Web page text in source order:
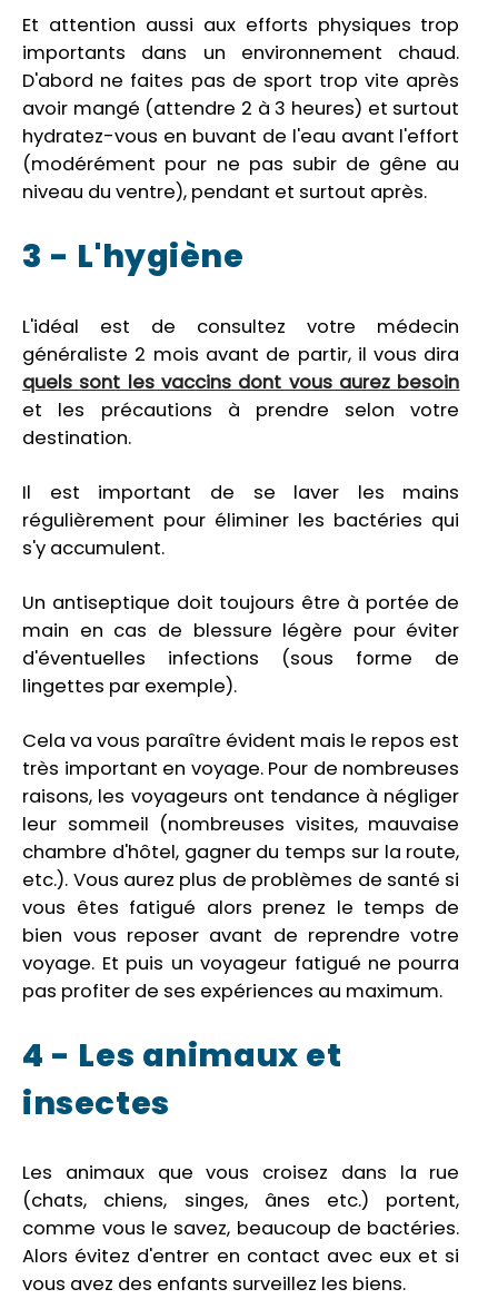
Et attention aussi aux efforts physiques trop
importants dans un environnement chaud.
D'abord ne faites pas de sport trop vite après
avoir mangé (attendre 2 à 3 heures) et surtout
hydratez-vous en buvant de l'eau avant l'effort
(modérément pour ne pas subir de gêne au
niveau du ventre), pendant et surtout après.
3 - L'hygiène
L'idéal est de consultez votre médecin
généraliste 2 mois avant de partir, il vous dira
quels sont les vaccins dont vous aurez besoin
et les précautions à prendre selon votre
destination.
Il est important de se laver les mains
régulièrement pour éliminer les bactéries qui
s'y accumulent.
Un antiseptique doit toujours être à portée de
main en cas de blessure légère pour éviter
d'éventuelles infections (sous forme de
lingettes par exemple).
Cela va vous paraître évident mais le repos est
très important en voyage. Pour de nombreuses
raisons, les voyageurs ont tendance à négliger
leur sommeil (nombreuses visites, mauvaise
chambre d'hôtel, gagner du temps sur la route,
etc.). Vous aurez plus de problèmes de santé si
vous êtes fatigué alors prenez le temps de
bien vous reposer avant de reprendre votre
voyage. Et puis un voyageur fatigué ne pourra
pas profiter de ses expériences au maximum.
4 - Les animaux et
insectes
Les animaux que vous croisez dans la rue
(chats, chiens, singes, ânes etc.) portent,
comme vous le savez, beaucoup de bactéries.
Alors évitez d'entrer en contact avec eux et si
vous avez des enfants surveillez les biens.